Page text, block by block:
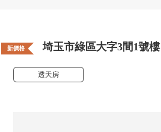
新價格 埼玉市綠區大字3間1號樓
透天房